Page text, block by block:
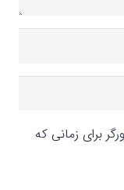
برای زمانی که